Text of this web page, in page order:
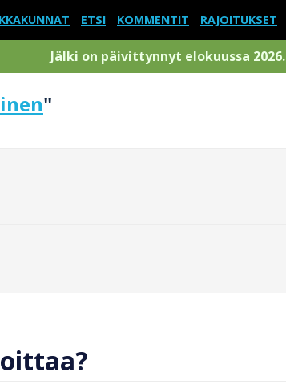
ETSI KOMMENTIT RAJOITUKSET
Jälki on päivittynnyt elokuussa 2026.
"